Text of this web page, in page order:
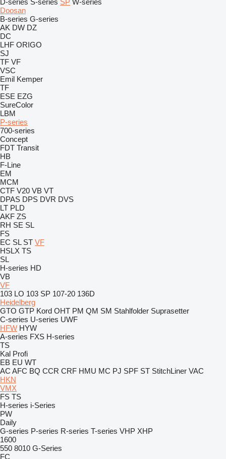
D-series S-series SP W-series
Doosan
B-series G-series
AK DW DZ
DC
LHF ORIGO
SJ
TF VF
VSC
Emil Kemper
TF
ESE EZG
SureColor
LBM
P-series
700-series
Concept
FDT Transit
HB
F-Line
EM
MCM
CTF V20 VB VT
DPAS DPS DVR DVS
LT PLD
AKF ZS
RH SE SL
FS
EC SL ST VF
HSLX TS
SL
H-series HD
VB
VF
103 LO 103 SP 107-20 136D
Heidelberg
GTO GTP Kord OHT PM QM SM Stahlfolder Suprasetter
C-series U-series UWF
HFW HYW
A-series FXS H-series
TS
Kal Profi
EB EU WT
AC AFC BQ CCR CRF HMU MC PJ SPF ST StitchLiner VAC
HKN
VMX
FS TS
H-series i-Series
PW
Daily
G-series P-series R-series T-series VHP XHP
1600
550 8010 G-Series
FC